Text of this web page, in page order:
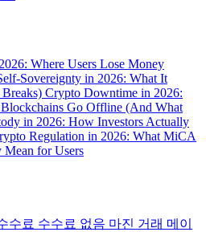
Where Users Lose Money
Sovereignty in 2026: What It
Crypto Downtime in 2026:
Go Offline (And What
in 2026: How Investors Actually
Regulation in 2026: What MiCA
Mean for Users
수료 수수료 없음 마진 거래 메이